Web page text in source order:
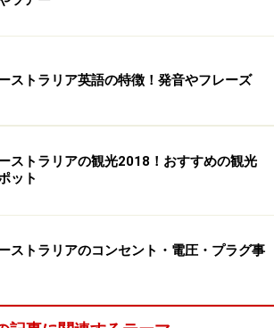
ほとんどの人は、一日の終わ ⇒答
こち
そんな風に見えてきます。
えは
ら
日本はここへ行く人の率が高 ⇒答
こち
ストラリア英語の特徴！発音やフレーズ
ストラリアの観光2018！おすすめの観光
ット
ストラリアのコンセント・電圧・プラグ事